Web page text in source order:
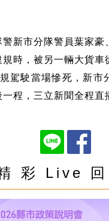
警新市分隊警員葉家豪
規時，被另一輛大貨車
駕駛當場慘死，新市
程，三立新聞全程直
彩 Live 回